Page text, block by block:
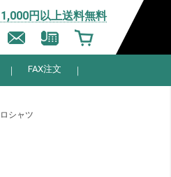
円以上送料無料
FAX注文
シャツ